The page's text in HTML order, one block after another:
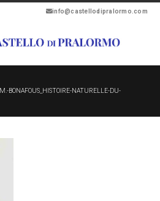
info@castellodipralormo.com
BONAFOUS_HISTOIRE-NATURELLE-DU-